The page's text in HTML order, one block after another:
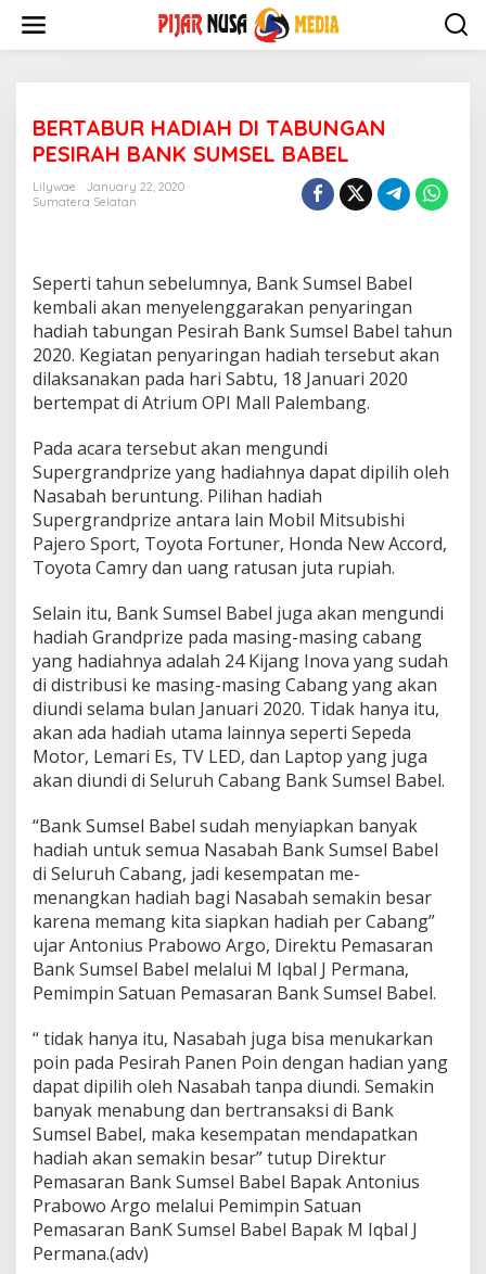
content
BERTABUR HADIAH DI TABUNGAN
PESIRAH BANK SUMSEL BABEL
Lilywae
January 22, 2020
Sumatera Selatan
Seperti tahun sebelumnya, Bank Sumsel Babel
kembali akan menyelenggarakan penyaringan
hadiah tabungan Pesirah Bank Sumsel Babel tahun
2020. Kegiatan penyaringan hadiah tersebut akan
dilaksanakan pada hari Sabtu, 18 Januari 2020
bertempat di Atrium OPI Mall Palembang.
Pada acara tersebut akan mengundi
Supergrandprize yang hadiahnya dapat dipilih oleh
Nasabah beruntung. Pilihan hadiah
Supergrandprize antara lain Mobil Mitsubishi
Pajero Sport, Toyota Fortuner, Honda New Accord,
Toyota Camry dan uang ratusan juta rupiah.
Selain itu, Bank Sumsel Babel juga akan mengundi
hadiah Grandprize pada masing-masing cabang
yang hadiahnya adalah 24 Kijang Inova yang sudah
di distribusi ke masing-masing Cabang yang akan
diundi selama bulan Januari 2020. Tidak hanya itu,
akan ada hadiah utama lainnya seperti Sepeda
Motor, Lemari Es, TV LED, dan Laptop yang juga
akan diundi di Seluruh Cabang Bank Sumsel Babel.
“Bank Sumsel Babel sudah menyiapkan banyak
hadiah untuk semua Nasabah Bank Sumsel Babel
di Seluruh Cabang, jadi kesempatan me-
menangkan hadiah bagi Nasabah semakin besar
karena memang kita siapkan hadiah per Cabang”
ujar Antonius Prabowo Argo, Direktu Pemasaran
Bank Sumsel Babel melalui M Iqbal J Permana,
Pemimpin Satuan Pemasaran Bank Sumsel Babel.
“ tidak hanya itu, Nasabah juga bisa menukarkan
poin pada Pesirah Panen Poin dengan hadian yang
dapat dipilih oleh Nasabah tanpa diundi. Semakin
banyak menabung dan bertransaksi di Bank
Sumsel Babel, maka kesempatan mendapatkan
hadiah akan semakin besar” tutup Direktur
Pemasaran Bank Sumsel Babel Bapak Antonius
Prabowo Argo melalui Pemimpin Satuan
Pemasaran BanK Sumsel Babel Bapak M Iqbal J
Permana.(adv)